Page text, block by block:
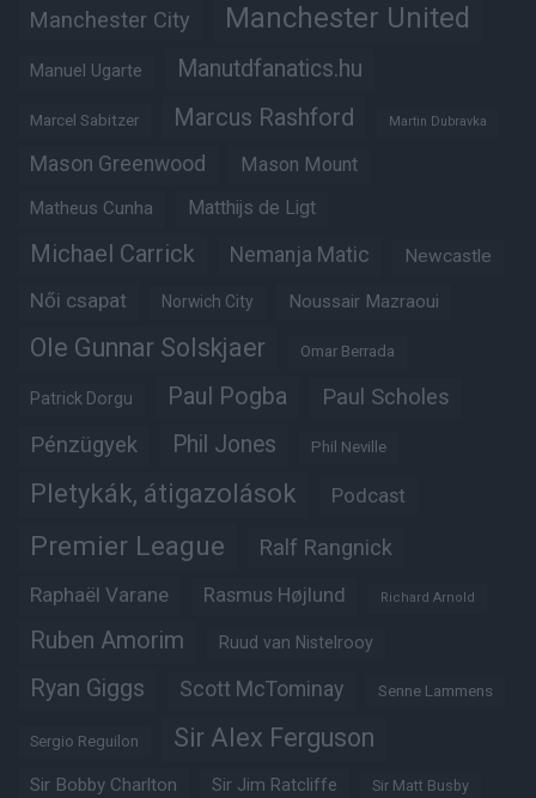
Manchester City Manchester United
Manuel Ugarte Manutdfanatics.hu
Marcel Sabitzer Marcus Rashford Martin Dubravka
Mason Greenwood Mason Mount
Matheus Cunha Matthijs de Ligt
Michael Carrick Nemanja Matic Newcastle
Női csapat Norwich City Noussair Mazraoui
Ole Gunnar Solskjaer Omar Berrada
Patrick Dorgu Paul Pogba Paul Scholes
Pénzügyek Phil Jones Phil Neville
Pletykák, átigazolások Podcast
Premier League Ralf Rangnick
Raphaël Varane Rasmus Højlund Richard Arnold
Ruben Amorim Ruud van Nistelrooy
Ryan Giggs Scott McTominay Senne Lammens
Sergio Reguilon Sir Alex Ferguson
Sir Bobby Charlton Sir Jim Ratcliffe Sir Matt Busby